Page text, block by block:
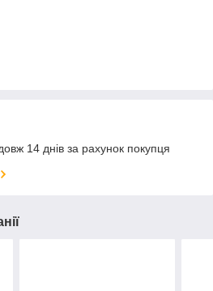
14 днів за рахунок покупця